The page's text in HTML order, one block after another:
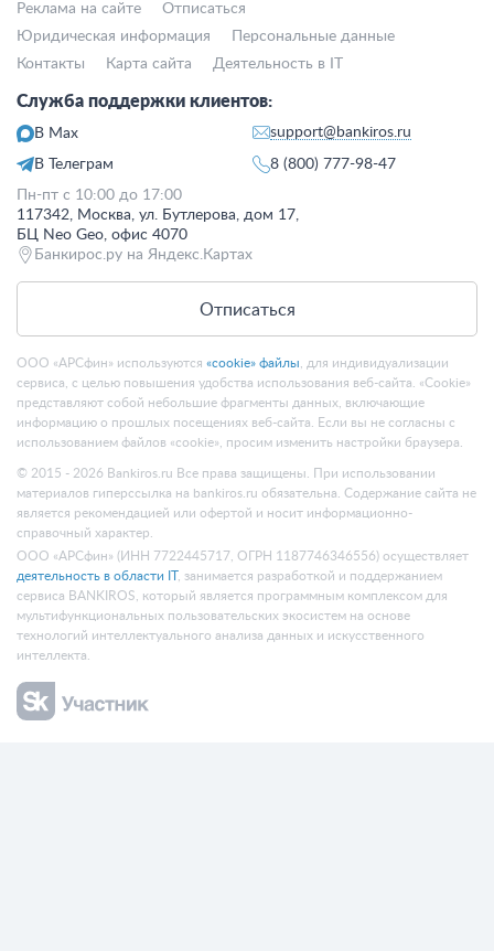
Реклама на сайте
Отписаться
Юридическая информация
Персональные данные
Контакты
Карта сайта Деятельность в IT
Служба поддержки клиентов:
В Max
В Телеграм
support@bankiros.ru
8 (800) 777-98-47
Пн-пт с 10:00 до 17:00
117342, Москва, ул. Бутлерова, дом 17,
БЦ Neo Geo, офис 4070
Банкирос.ру на Яндекс.Картах
Отписаться
ООО «АРСфин» используются «cookie» файлы , для индивидуализации
сервиса, с целью повышения удобства использования веб-сайта. «Cookie»
представляют собой небольшие фрагменты данных, включающие
информацию о прошлых посещениях веб-сайта. Если вы не согласны с
использованием файлов «cookie», просим изменить настройки браузера.
© 2015 - 2026 Bankiros.ru Все права защищены. При использовании
материалов гиперссылка на bankiros.ru обязательна. Содержание сайта не
является рекомендацией или офертой и носит информационно-
справочный характер.
ООО «АРСфин» (ИНН 7722445717, ОГРН 1187746346556) осуществляет
деятельность в области IT, занимается разработкой и поддержанием
сервиса BANKIROS, который является программным комплексом для
мультифункциональных пользовательских экосистем на основе
технологий интеллектуального анализа данных и искусственного
интеллекта.